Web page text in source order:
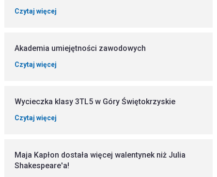
Czytaj więcej
Akademia umiejętności zawodowych
Czytaj więcej
Wycieczka klasy 3TL5 w Góry Świętokrzyskie
Czytaj więcej
Maja Kapłon dostała więcej walentynek niż Julia
Shakespeare'a!